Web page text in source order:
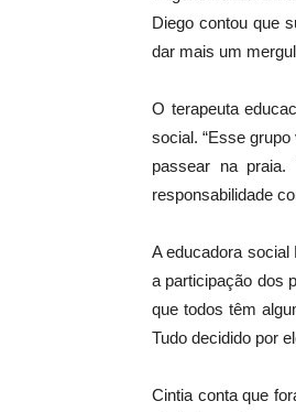
Diego contou que
dar mais um
O terapeuta
social. “Esse
passear na
responsabilidade
A educadora
a participação dos
que todos têm
Tudo decidido por
Cintia conta que